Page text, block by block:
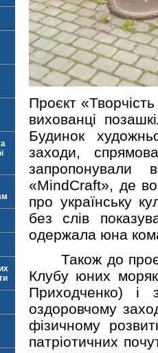
Проєкт
вихованці
Будинок
заходи,
запропонували
«MindCraft», де
про українську
без слів
одержала юна
Також до
Клубу юних
Приходченко) і
оздоровчому
фізичному
патріотичних